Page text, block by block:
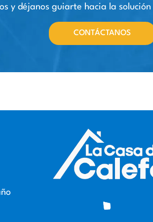
y déjanos guiarte hacia la
CONTÁCTANOS